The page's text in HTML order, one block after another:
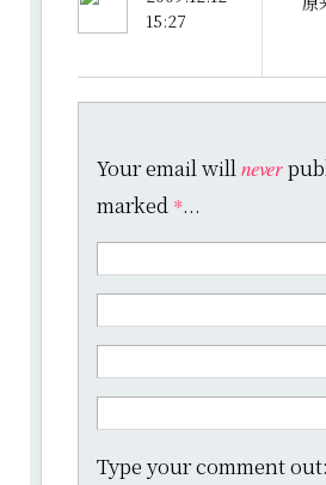
15:27
Your email willnever
marked *...
Type your comment out: